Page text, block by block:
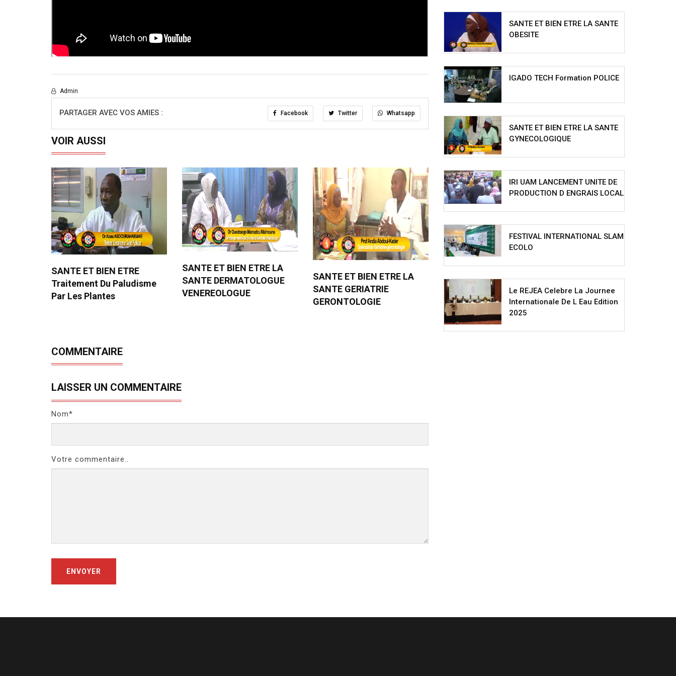
Admin
PARTAGER AVEC VOS AMIES : Facebook Twitter Whatsapp
VOIR AUSSI
SANTE ET BIEN ETRE
Traitement Du Paludisme
Par Les Plantes
SANTE ET BIEN ETRE LA
SANTE DERMATOLOGUE
VENEREOLOGUE
SANTE ET BIEN ETRE LA
SANTE GERIATRIE
GERONTOLOGIE
COMMENTAIRE
LAISSER UN COMMENTAIRE
Nom*
Votre commentaire..
ENVOYER
SANTE ET BIEN ETRE LA SANTE
OBESITE
IGADO TECH Formation POLICE
SANTE ET BIEN ETRE LA SANTE
GYNECOLOGIQUE
IRI UAM LANCEMENT UNITE DE
PRODUCTION D ENGRAIS LOCAL
FESTIVAL INTERNATIONAL SLAM
ECOLO
Le REJEA Celebre La Journee
Internationale De L Eau Edition
2025